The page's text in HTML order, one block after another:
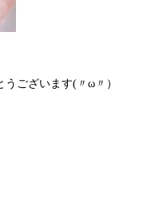
ございます(〃ω〃）ゞ